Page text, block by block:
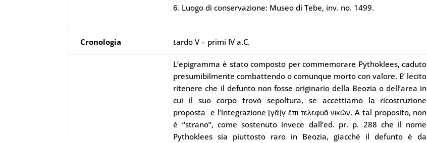
Luogo di conservazione: Museo di Tebe, inv. no. 1499.
Cronologia tardo V – primi IV a.C.
L’epigramma è stato composto per commemorare Pythoklees, caduto
presumibilmente combattendo o comunque morto con valore. E’ lecito
ritenere che il defunto non fosse originario della Beozia o dell’area in
cui il suo corpo trovò sepoltura, se accettiamo la ricostruzione
proposta e l’integrazione [γᾶ]ṿ ἔπι τελεφυᾶ νικῶν. A tal proposito, non
è “strano”, come sostenuto invece dall’ed. pr. p. 288 che il nome
Pythoklees sia piuttosto raro in Beozia, giacché il defunto è da